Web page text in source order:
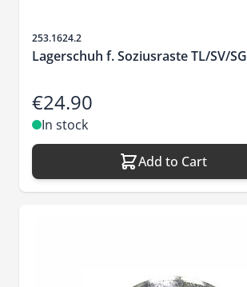
Sku
253.1624.2
Lagerschuh f. Soziusraste TL/SV/SG
€24.90
In stock
Add to Cart